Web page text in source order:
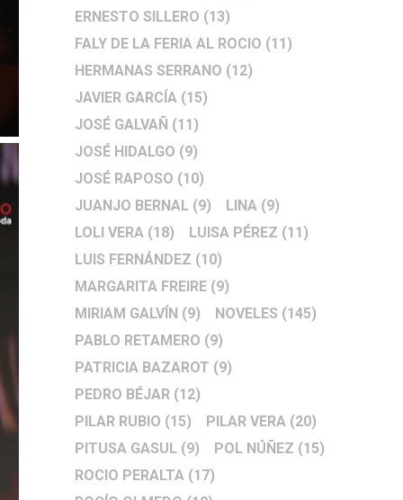
ERNESTO SILLERO (13)
FALY DE LA FERIA AL ROCIO (11)
HERMANAS SERRANO (12)
JAVIER GARCÍA (15)
JOSÉ GALVAÑ (11)
JOSÉ HIDALGO (9)
JOSÉ RAPOSO (10)
JUANJO BERNAL (9) LINA (9)
LOLI VERA (18) LUISA PÉREZ (11)
LUIS FERNÁNDEZ (10)
MARGARITA FREIRE (9)
MIRIAM GALVÍN (9) NOVELES (145)
PABLO RETAMERO (9)
PATRICIA BAZAROT (9)
PEDRO BÉJAR (12)
PILAR RUBIO (15) PILAR VERA (20)
PITUSA GASUL (9) POL NÚÑEZ (15)
ROCIO PERALTA (17)